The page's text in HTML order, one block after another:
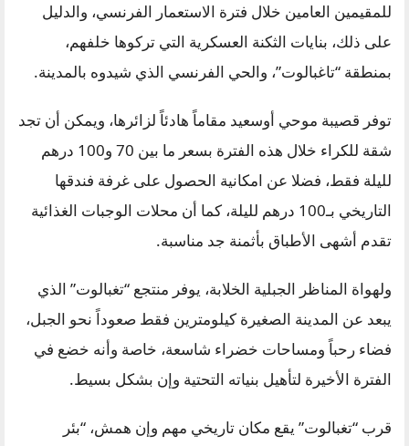
للمقيمين العامين خلال فترة الاستعمار الفرنسي، والدليل
على ذلك، بنايات الثكنة العسكرية التي تركوها خلفهم،
بمنطقة “تاغبالوت”، والحي الفرنسي الذي شيدوه بالمدينة.
توفر قصيبة موحي أوسعيد مقاماً هادئاً لزائرها، ويمكن أن تجد
شقة للكراء خلال هذه الفترة بسعر ما بين 70 و100 درهم
لليلة فقط، فضلا عن امكانية الحصول على غرفة فندقها
التاريخي بـ100 درهم لليلة، كما أن محلات الوجبات الغذائية
تقدم أشهى الأطباق بأثمنة جد مناسبة.
ولهواة المناظر الجبلية الخلابة، يوفر منتجع “تغبالوت” الذي
يبعد عن المدينة الصغيرة كيلومترين فقط صعوداً نحو الجبل،
فضاء رحباً ومساحات خضراء شاسعة، خاصة وأنه خضع في
الفترة الأخيرة لتأهيل بنياته التحتية وإن بشكل بسيط.
قرب “تغبالوت” يقع مكان تاريخي مهم وإن همش، “بئر